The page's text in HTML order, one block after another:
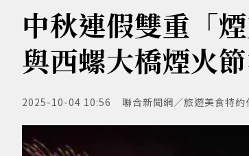
中秋連假雙重「
與西螺大橋煙火
2025-10-04 10:56 聯合新聞網／旅遊美食特約